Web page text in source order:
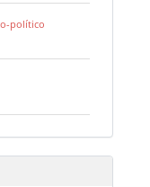
político